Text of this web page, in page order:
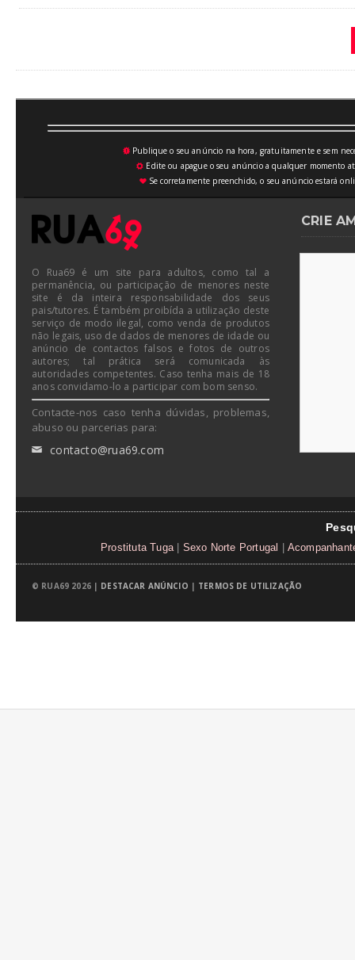
💥Publique o seu anúncio na hora, gratuitamente e sem
⚙ Edite ou apague o seu anúncio a qualquer momento
♥Se corretamente preenchido, o seu anúncio estará
O Rua69 é um site para adultos, como tal a
permanência, ou participação de menores neste
site é da inteira responsabilidade dos seus
pais/tutores. É também proibída a utilização deste
serviço de modo ilegal, como venda de produtos
não legais, uso de dados de menores de idade ou
anúncio de contactos falsos e fotos de outros
autores; tal prática será comunicada às
autoridades competentes. Caso tenha mais de 18
anos convidamo-lo a participar com bom senso.
Contacte-nos caso tenha dúvidas, problemas,
abuso ou parcerias para:
✉ contacto@rua69.com
CRIE
Prostituta Tuga Sexo Norte Portugal
© RUA69 2026 | DESTACAR ANÚNCIO | TERMOS DE UTILIZAÇÃO